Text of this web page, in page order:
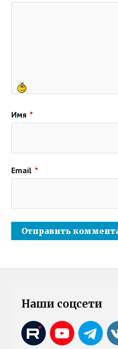
Имя *
Email *
Наши соцсети